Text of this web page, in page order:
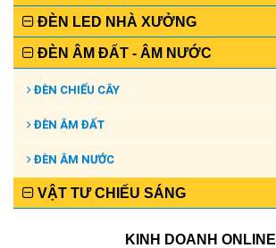
ĐÈN LED NHÀ XƯỞNG
ĐÈN ÂM ĐẤT - ÂM NƯỚC
ĐÈN CHIẾU CÂY
ĐÈN ÂM ĐẤT
ĐÈN ÂM NƯỚC
VẬT TƯ CHIẾU SÁNG
KINH DOANH ONLINE